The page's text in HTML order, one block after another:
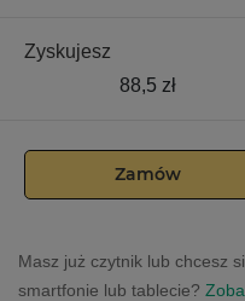
Zyskujesz
88,5 zł
Zamów
Masz już czytnik lub chcesz
smartfonie lub tablecie?